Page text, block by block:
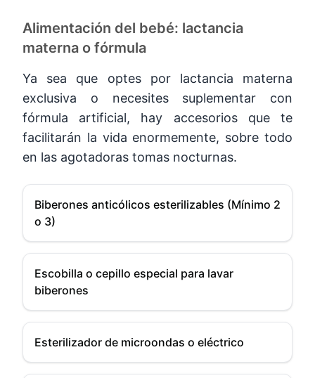
Alimentación del bebé: lactancia
materna o fórmula
Ya sea que optes por lactancia materna
exclusiva o necesites suplementar con
fórmula artificial, hay accesorios que te
facilitarán la vida enormemente, sobre todo
en las agotadoras tomas nocturnas.
Biberones anticólicos esterilizables (Mínimo 2
o 3)
Escobilla o cepillo especial para lavar
biberones
Esterilizador de microondas o eléctrico